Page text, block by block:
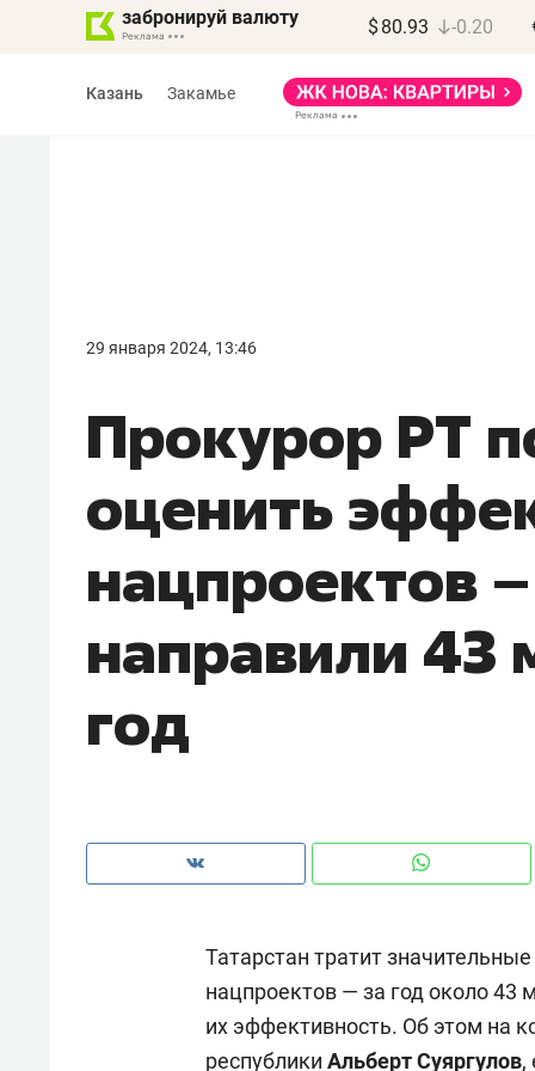
забронируй валюту $ 80.93 -0.20
Казань Закамье
29 января 2024, 13:46
Прокурор РТ
оценить
нацпроектов
направили 43
год
Татарстан тратит
нацпроектов — за год около 43
их эффективность. Об этом на
республики Альберт Суяргулов,
девелопера – найти
правильный продукт»
Девелопер из топ-10*
Башкортостана входит в Татарстан
Рекомендуем
Как ГК «МИР ГРУПП» и ВТБ
создают оазис жилого
комфорта под Казанью
150
ID